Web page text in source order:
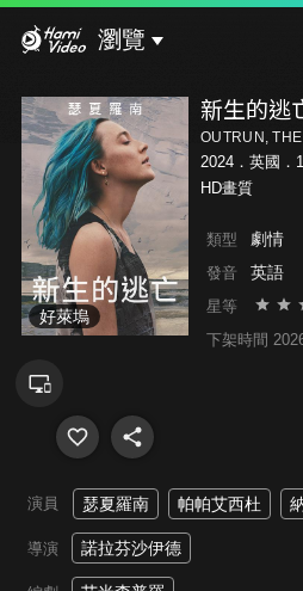
瀏覽
好萊塢
新生的逃
OUTRUN, THE
2024．英國．
HD畫質
類型 劇情
發音 英語
星等
下架時間
演員 瑟夏羅南 帕帕艾西杜
導演 諾拉芬沙伊德